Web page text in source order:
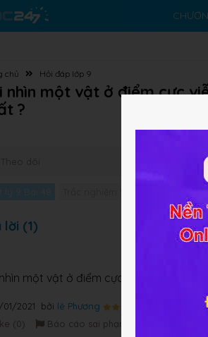
chủ Hỏi đáp lớp 9
nhìn một vật ở điểm cực
?
Theo dõi
lời (1)
một vật ở điểm cực viễn thì tiêu cự
bởi lê Phương
01/2021
(0) Báo cáo sai phạm